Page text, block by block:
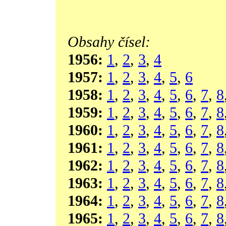
Obsahy čísel:
1956: 1, 2, 3, 4
1957: 1, 2, 3, 4, 5, 6
1958: 1, 2, 3, 4, 5, 6, 7, 8
1959: 1, 2, 3, 4, 5, 6, 7, 8
1960: 1, 2, 3, 4, 5, 6, 7, 8
1961: 1, 2, 3, 4, 5, 6, 7, 8
1962: 1, 2, 3, 4, 5, 6, 7, 8
1963: 1, 2, 3, 4, 5, 6, 7, 8
1964: 1, 2, 3, 4, 5, 6, 7, 8
1965: 1, 2, 3, 4, 5, 6, 7, 8